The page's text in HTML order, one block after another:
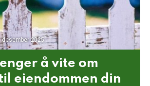
desember 2025
å vite om
eiendommen din